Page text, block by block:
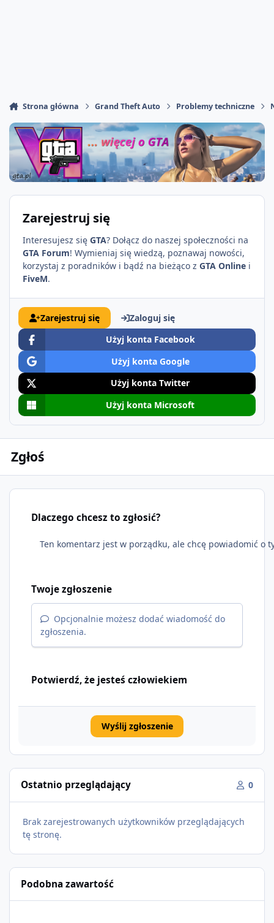
Strona główna Grand Theft Auto Problemy techniczne
Zarejestruj się
Interesujesz się GTA? Dołącz do naszej społeczności na
GTA Forum! Wymieniaj się wiedzą, poznawaj nowości,
korzystaj z poradników i bądź na bieżąco z GTA Online i
FiveM.
Zarejestruj się
Zaloguj się
Użyj konta Facebook
Użyj konta Google
Użyj konta Twitter
Użyj konta Microsoft
Zgłoś
Dlaczego chcesz to zgłosić?
Twoje zgłoszenie
Opcjonalnie możesz dodać wiadomość do
zgłoszenia.
Potwierdź, że jesteś człowiekiem
Wyślij zgłoszenie
Ostatnio przeglądający 0
Brak zarejestrowanych użytkowników przeglądających
tę stronę.
Podobna zawartość